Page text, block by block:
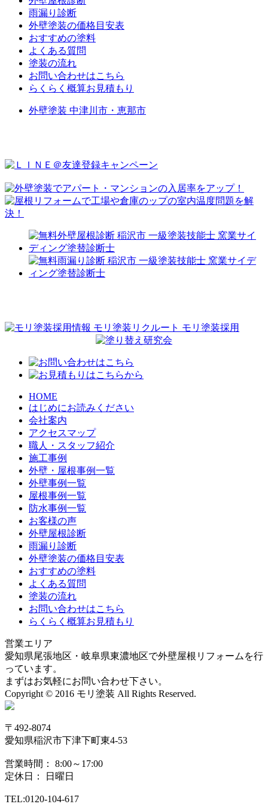
雨漏り診断
外壁塗装の価格目安表
おすすめの塗料
よくある質問
塗装の流れ
お問い合わせはこちら
らくらく概算お見積もり
外壁塗装 中津川市・恵那市
HOME
はじめにお読みください
会社案内
アクセスマップ
職人・スタッフ紹介
施工事例
外壁・屋根事例一覧
外壁事例一覧
屋根事例一覧
防水事例一覧
お客様の声
外壁屋根診断
雨漏り診断
外壁塗装の価格目安表
おすすめの塗料
よくある質問
塗装の流れ
お問い合わせはこちら
らくらく概算お見積もり
営業エリア
愛知県尾張地区・岐阜県東濃地区で外壁屋根リフォームを行
っています。
まずはお気軽にお問い合わせ下さい。
Copyright © 2016 モリ塗装 All Rights Reserved.
〒492-8074
愛知県稲沢市下津下町東4-53
営業時間： 8:00～17:00
定休日： 日曜日
TEL:0120-104-617